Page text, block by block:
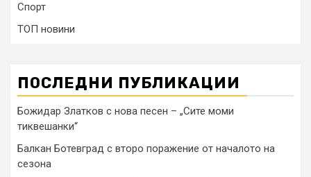
Спорт
ТОП новини
ПОСЛЕДНИ ПУБЛИКАЦИИ
Божидар Златков с нова песен – „Сите моми
тиквешанки“
Балкан Ботевград с второ поражение от началото на
сезона